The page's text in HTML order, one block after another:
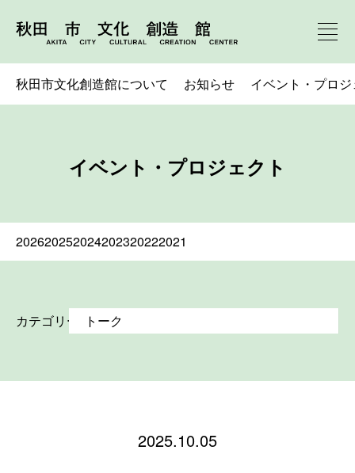
秋田市文化創造館について お知らせ イベント・プロ
イベント・プロジェクト
202620252024202320222021
カテゴリー
2025.10.05